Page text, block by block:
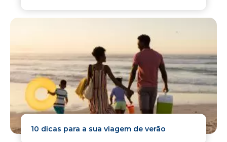
10 dicas para a sua viagem de verão